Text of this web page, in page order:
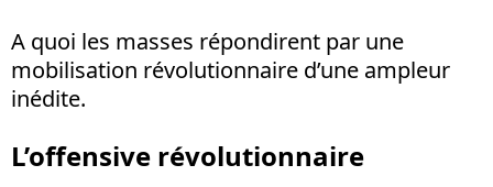
A quoi les masses répondirent par une
mobilisation révolutionnaire d’une ampleur
inédite.
L’offensive révolutionnaire